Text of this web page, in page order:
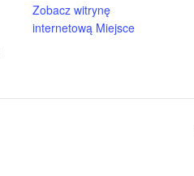
Zobacz witrynę
internetową Miejsce